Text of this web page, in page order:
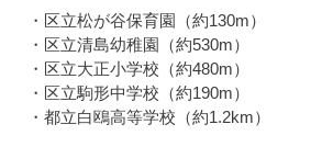
・区立松が谷保育園（約130m）
・区立清島幼稚園（約530m）
・区立大正小学校（約480m）
・区立駒形中学校（約190m）
・都立白鴎高等学校（約1.2km）